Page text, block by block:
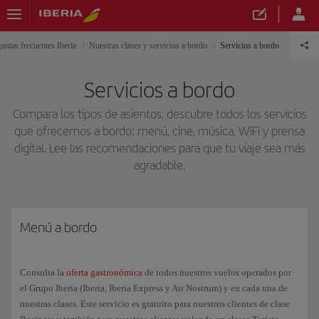
frecuentes Iberia Nuestras clases y servicios a bordo Servicios a bordo
Servicios a bordo
Compara los tipos de asientos, descubre todos los servicios
que ofrecemos a bordo: menú, cine, música, WiFi y prensa
digital. Lee las recomendaciones para que tu viaje sea más
agradable.
Menú a bordo
Consulta la oferta gastronómica de todos nuestros vuelos operados por
el Grupo Iberia (Iberia, Iberia Express y Air Nostrum) y en cada una de
nuestras clases. Este servicio es gratuito para nuestros clientes de clase